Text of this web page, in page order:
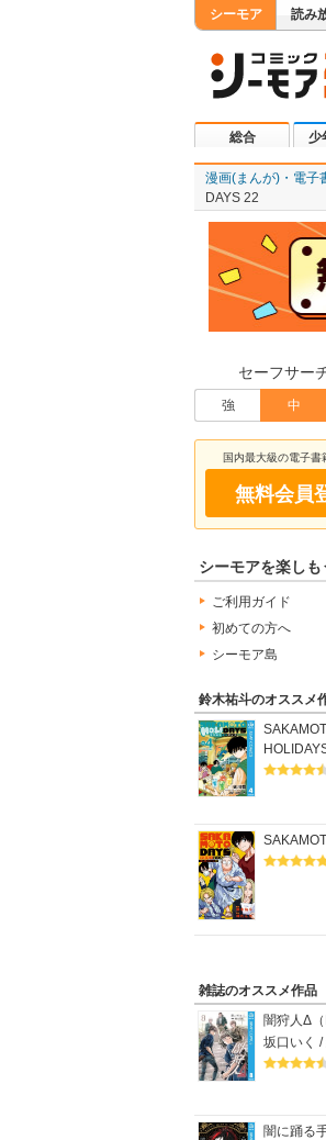
シーモア 読み
総合 少
漫画(まんが)・電子
DAYS 22
セーフサー
強 中
国内最大級の電子書
無料会員
シーモアを楽しも
ご利用ガイド
初めての方へ
シーモア島
鈴木祐斗のオススメ
雑誌のオススメ作品
闇狩人Δ（
坂口いく
闇に踊る